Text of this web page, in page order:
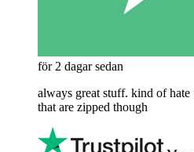
för 2 dagar sedan
always great stuff. kind of
that are zipped though